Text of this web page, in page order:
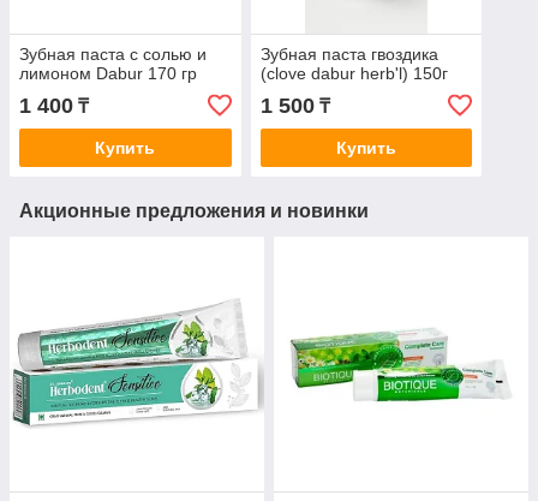
Зубная паста с солью и
лимоном Dabur 170 гр
1 400 ₸
Купить
Зубная паста гвоздика
(clove dabur herb'l) 150г
1 500₸
Купить
Акционные предложения и новинки